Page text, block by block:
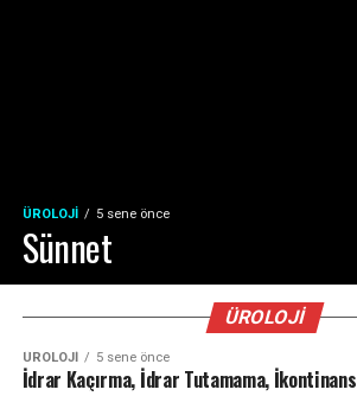
ÜROLOJI 5 sene önce
Sünnet
ÜROLOJI
ÜROLOJI 5 sene önce
İdrar Kaçırma, İdrar Tutamama, İkontinans